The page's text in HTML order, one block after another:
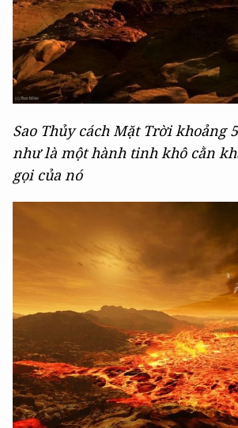
Sao Thủy cách Mặt Trời khoảng
như là một hành tinh khô cằn
gọi của nó